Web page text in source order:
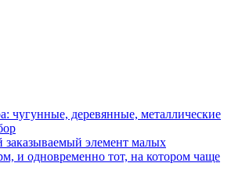
чугунные, деревянные, металлические
элемент малых
и одновременно тот, на котором чаще